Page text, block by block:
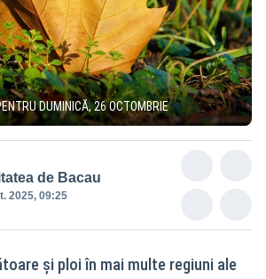
DUMINICĂ, 26 OCTOMBRIE
de Bacau
2025, 09:25
și ploi în mai multe regiuni ale